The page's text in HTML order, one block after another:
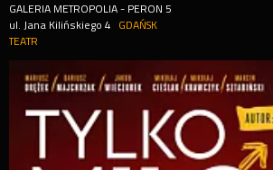
GALERIA METROPOLIA - PERON 5
ul. Jana Kilińskiego 4
GDAŃSK
TEATR